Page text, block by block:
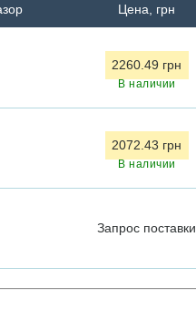
Цена, грн
2260.49 грн
В наличии
2072.43 грн
В наличии
Запрос поставки